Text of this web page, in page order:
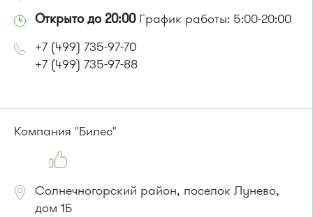
Открыто до 20:00График работы: 5:00-20:00
+7 (499) 735-97-70
+7 (499) 735-97-88
Компания "Билес"
Солнечногорский район, поселок Лунево,
дом 1Б